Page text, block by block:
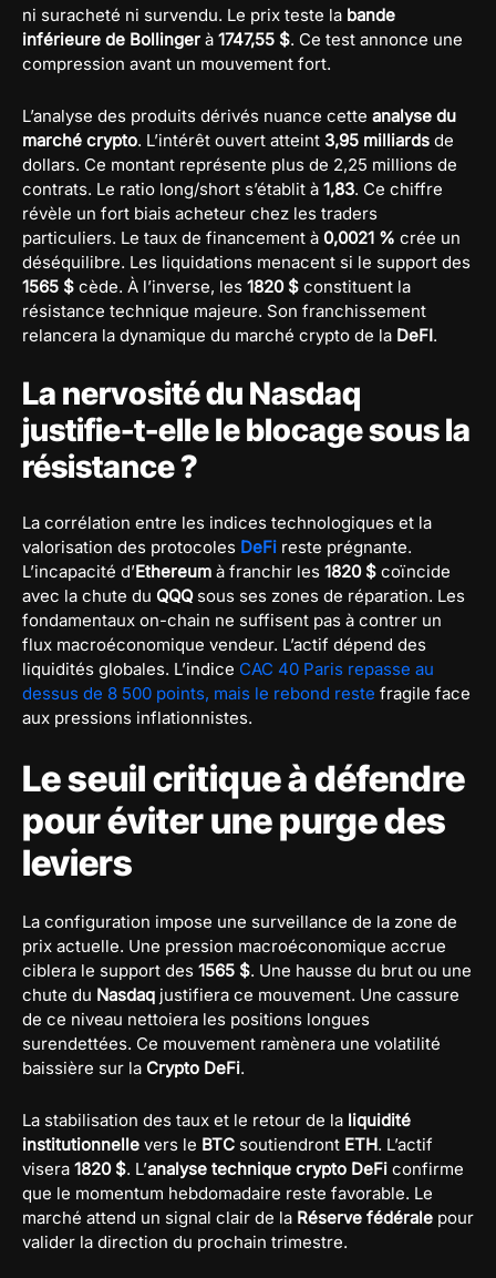
ni suracheté ni survendu. Le prix teste la bande
inférieure de Bollinger à 1747,55 $. Ce test annonce une
compression avant un mouvement fort.
L’analyse des produits dérivés nuance cette analyse du
marché crypto. L’intérêt ouvert atteint 3,95 milliards de
dollars. Ce montant représente plus de 2,25 millions de
contrats. Le ratio long/short s’établit à 1,83. Ce chiffre
révèle un fort biais acheteur chez les traders
particuliers. Le taux de financement à 0,0021 % crée un
déséquilibre. Les liquidations menacent si le support des
1565 $ cède. À l’inverse, les 1820 $ constituent la
résistance technique majeure. Son franchissement
relancera la dynamique du marché crypto de la DeFI.
La nervosité du Nasdaq
justifie-t-elle le blocage sous la
résistance ?
La corrélation entre les indices technologiques et la
valorisation des protocoles DeFi reste prégnante.
L’incapacité d’Ethereum à franchir les 1820 $ coïncide
avec la chute du QQQsous ses zones de réparation. Les
fondamentaux on-chain ne suffisent pas à contrer un
flux macroéconomique vendeur. L’actif dépend des
liquidités globales. L’indice CAC 40 Paris repasse au
dessus de 8 500 points, mais le rebond reste fragile face
aux pressions inflationnistes.
Le seuil critique à défendre
pour éviter une purge des
leviers
La configuration impose une surveillance de la zone de
prix actuelle. Une pression macroéconomique accrue
ciblera le support des 1565 $. Une hausse du brut ou une
chute du Nasdaq justifiera ce mouvement. Une cassure
de ce niveau nettoiera les positions longues
surendettées. Ce mouvement ramènera une volatilité
baissière sur la Crypto DeFi.
La stabilisation des taux et le retour de la liquidité
institutionnelle vers le BTC soutiendront ETH. L’actif
visera 1820 $. L’analyse technique crypto DeFi confirme
que le momentum hebdomadaire reste favorable. Le
marché attend un signal clair de la Réserve fédérale pour
valider la direction du prochain trimestre.